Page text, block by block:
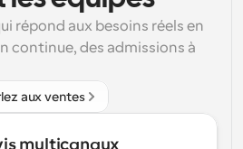
répond aux besoins réels en
continue, des admissions à
aux ventes
multicanaux